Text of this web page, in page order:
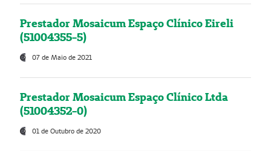
Prestador Mosaicum Espaço Clínico Eireli
(51004355-5)
07 de Maio de 2021
Prestador Mosaicum Espaço Clínico Ltda
(51004352-0)
01 de Outubro de 2020